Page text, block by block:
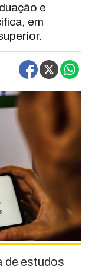
e
em
de estudos